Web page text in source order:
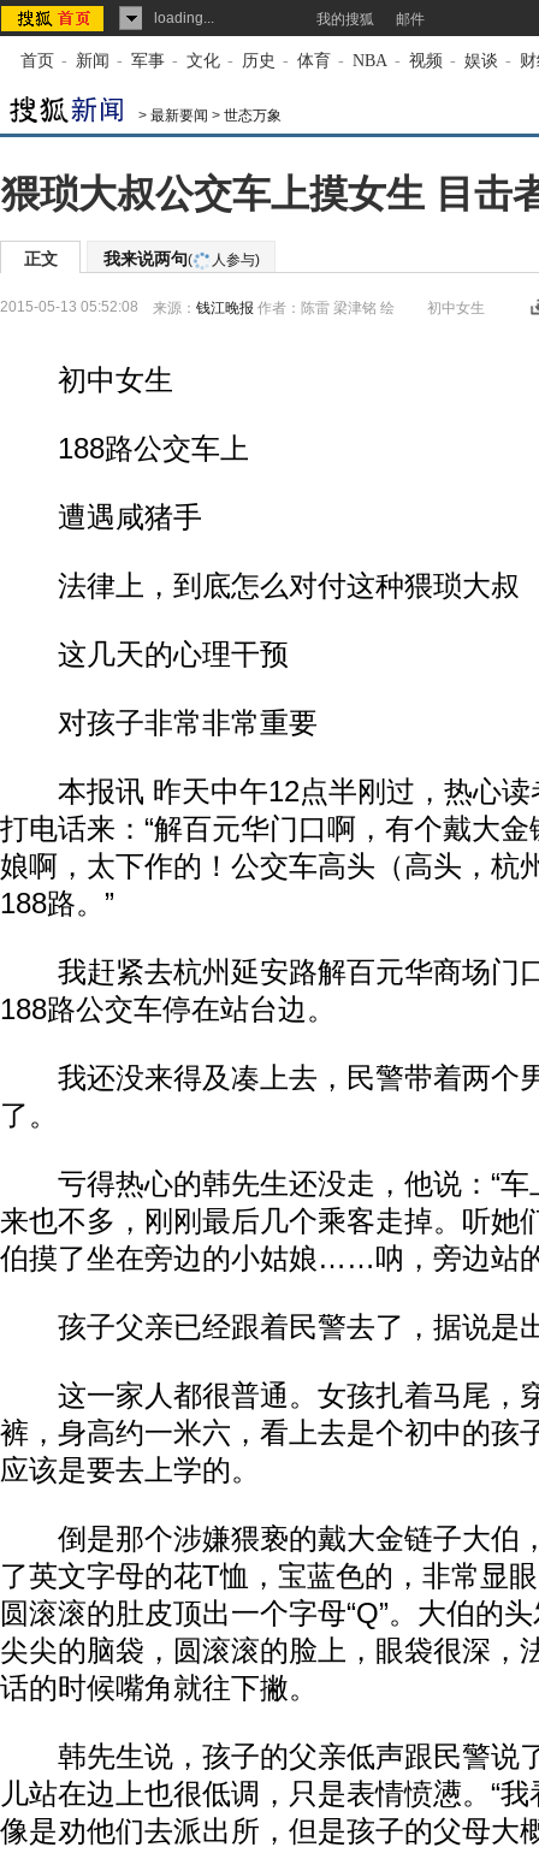
loading... 我的搜狐 邮件
首页 - 新闻 - 军事 - 文化 - 历史 - 体育 - NBA - 视频 - 娱谈 -
> 最新要闻 > 世态万象
猥琐大叔公交车上摸女生 目击
正文 我来说两句( 人参与)
2015-05-13 05:52:08 来源： 钱江晚报 作者：陈雷 梁津铭 绘 初中女生
初中女生
188路公交车上
遭遇咸猪手
法律上，到底怎么对付这种猥琐大叔
这几天的心理干预
对孩子非常非常重要
本报讯 昨天中午12点半刚过，热心读
打电话来：“解百元华门口啊，有个戴大
娘啊，太下作的！公交车高头（高头，杭
188路。”
我赶紧去杭州延安路解百元华商场门
188路公交车停在站台边。
我还没来得及凑上去，民警带着两个
了。
亏得热心的韩先生还没走，他说：“车
来也不多，刚刚最后几个乘客走掉。听她
伯摸了坐在旁边的小姑娘……呐，旁边站
孩子父亲已经跟着民警去了，据说是
这一家人都很普通。女孩扎着马尾，
裤，身高约一米六，看上去是个初中的孩
应该是要去上学的。
倒是那个涉嫌猥亵的戴大金链子大伯
了英文字母的花T恤，宝蓝色的，非常显
圆滚滚的肚皮顶出一个字母“Q”。大伯的
尖尖的脑袋，圆滚滚的脸上，眼袋很深，
话的时候嘴角就往下撇。
韩先生说，孩子的父亲低声跟民警说
儿站在边上也很低调，只是表情愤懑。“
像是劝他们去派出所，但是孩子的父母大